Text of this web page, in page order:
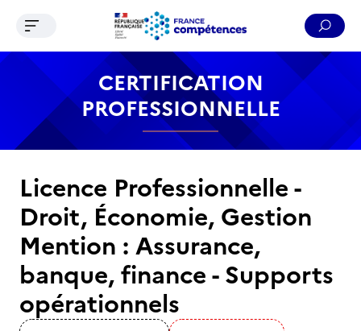
Contenu Recherche Menu Pied de page
Ouvrir le menu de navigation
CERTIFICATION
PROFESSIONNELLE
Licence Professionnelle -
Droit, Économie, Gestion
Mention : Assurance,
banque, finance - Supports
opérationnels